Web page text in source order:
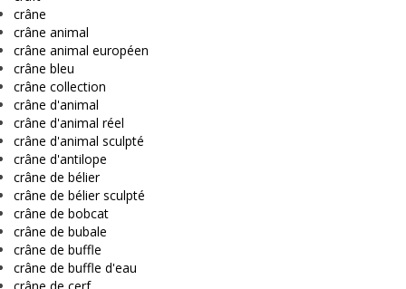
crâne
crâne animal
crâne animal européen
crâne bleu
crâne collection
crâne d'animal
crâne d'animal réel
crâne d'animal sculpté
crâne d'antilope
crâne de bélier
crâne de bélier sculpté
crâne de bobcat
crâne de bubale
crâne de buffle
crâne de buffle d'eau
crâne de cerf